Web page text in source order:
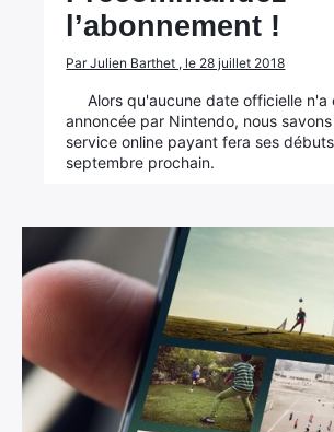
l’abonnement !
Par Julien Barthet , le 28 juillet 2018
Alors qu'aucune date officielle n'a
annoncée par Nintendo, nous
service online payant fera ses
septembre prochain.